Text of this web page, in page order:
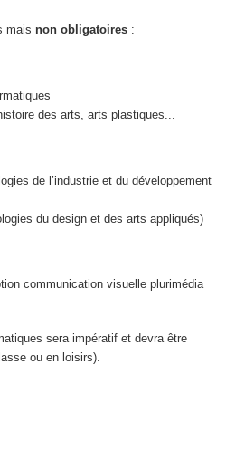
mais non obligatoires:
des arts, arts plastiques...
de l’industrie et du développement
du design et des arts appliqués)
communication visuelle plurimédia
sera impératif et devra être
ou en loisirs).